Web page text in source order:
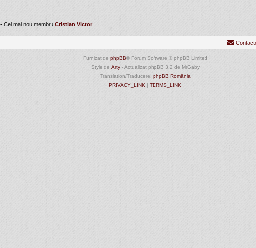
• Cel mai nou membru Cristian Victor
Furnizat de phpBB® Forum Software © phpBB Limited
Style de Arty- Actualizat phpBB 3.2 de MrGaby
Translation/Traducere: phpBB România
PRIVACY_LINK | TERMS_LINK